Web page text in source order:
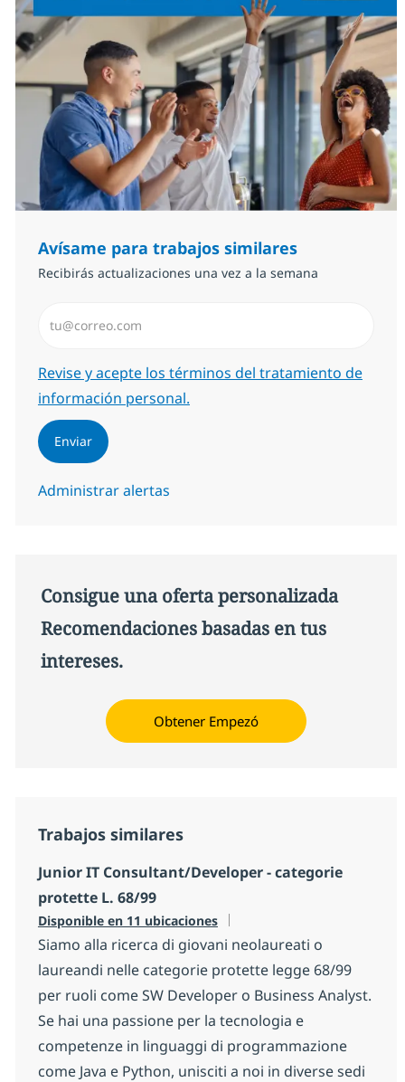
Avísame para trabajos similares
Recibirás actualizaciones una vez a la semana
Required
Revise y acepte los términos del tratamiento de
información personal.
Enviar
Administrar alertas
Consigue una oferta personalizada
Recomendaciones basadas en tus
intereses.
Obtener Empezó
Trabajos similares
Junior IT Consultant/Developer - categorie
protette L. 68/99
Disponible en 11 ubicaciones
Siamo alla ricerca di giovani neolaureati o
laureandi nelle categorie protette legge 68/99
per ruoli come SW Developer o Business Analyst.
Se hai una passione per la tecnologia e
competenze in linguaggi di programmazione
come Java e Python, unisciti a noi in diverse sedi